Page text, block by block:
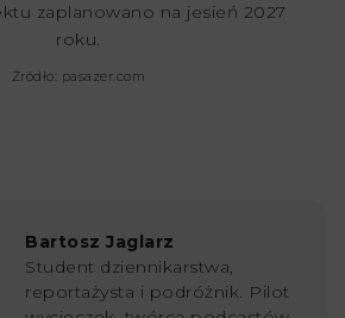
zaplanowano na jesień 2027
roku.
Źródło: pasazer.com
Bartosz Jaglarz
Student dziennikarstwa,
reportażysta i podróżnik. Pilot